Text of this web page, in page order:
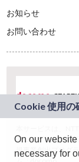
On our
necessary for
お知らせ
お問い合わせ
ドコモグループの
規事業創出プログラ